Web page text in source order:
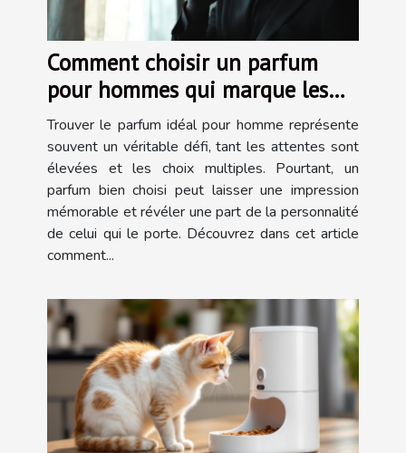
Comment choisir un parfum
pour hommes qui marque les
esprits ?
Trouver le parfum idéal pour homme représente
souvent un véritable défi, tant les attentes sont
élevées et les choix multiples. Pourtant, un
parfum bien choisi peut laisser une impression
mémorable et révéler une part de la personnalité
de celui qui le porte. Découvrez dans cet article
comment...